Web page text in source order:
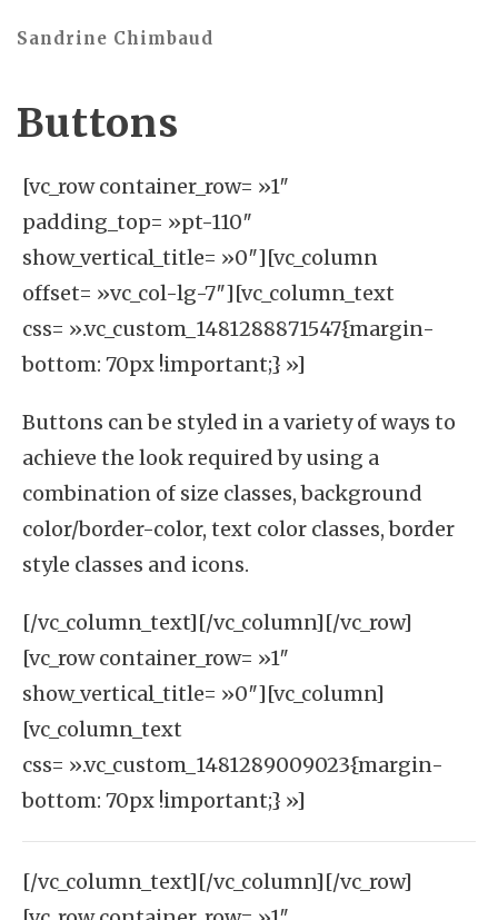
Sandrine Chimbaud
Buttons
[vc_row container_row= »1″
padding_top= »pt-110″
show_vertical_title= »0″][vc_column
offset= »vc_col-lg-7″][vc_column_text
css= ».vc_custom_1481288871547{margin-
bottom: 70px !important;} »]
Buttons can be styled in a variety of ways to
achieve the look required by using a
combination of size classes, background
color/border-color, text color classes, border
style classes and icons.
[/vc_column_text][/vc_column][/vc_row]
[vc_row container_row= »1″
show_vertical_title= »0″][vc_column]
[vc_column_text
css= ».vc_custom_1481289009023{margin-
bottom: 70px !important;} »]
[/vc_column_text][/vc_column][/vc_row]